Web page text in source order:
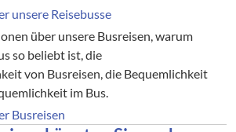
unsere Reisebusse
über unsere Busreisen, warum
so beliebt ist, die
von Busreisen, die Bequemlichkeit
im Bus.
Busreisen